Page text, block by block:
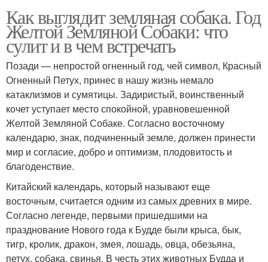
Как выглядит земляная собака. Год
Желтой Земляной Собаки: что
сулит и в чем встречать
Позади — непростой огненный год, чей символ, Красный
Огненный Петух, принес в нашу жизнь немало
катаклизмов и сумятицы. Задиристый, воинственный
кочет уступает место спокойной, уравновешенной
Желтой Земляной Собаке. Согласно восточному
календарю, знак, подчиненный земле, должен принести
мир и согласие, добро и оптимизм, плодовитость и
благоденствие.
Китайский календарь, который называют еще
восточным, считается одним из самых древних в мире.
Согласно легенде, первыми пришедшими на
празднование Нового года к Будде были крыса, бык,
тигр, кролик, дракон, змея, лошадь, овца, обезьяна,
петух, собака, свинья. В честь этих животных Будда и